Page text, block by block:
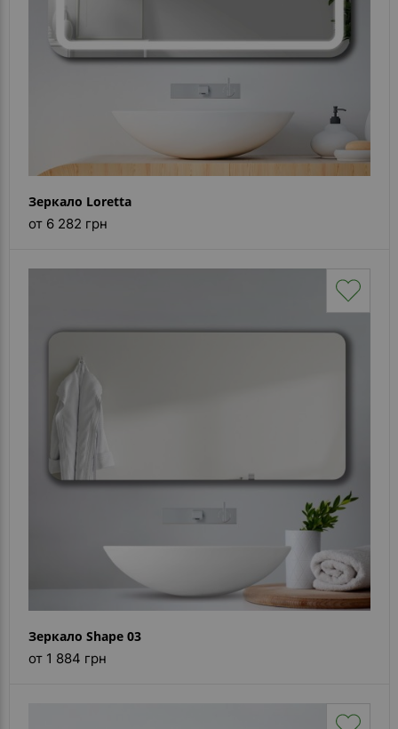
Зеркало Loretta
от 6 282 грн
Зеркало Shape 03
от 1 884 грн